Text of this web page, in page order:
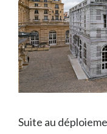
Suite au